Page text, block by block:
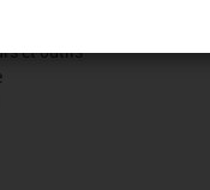
et outils